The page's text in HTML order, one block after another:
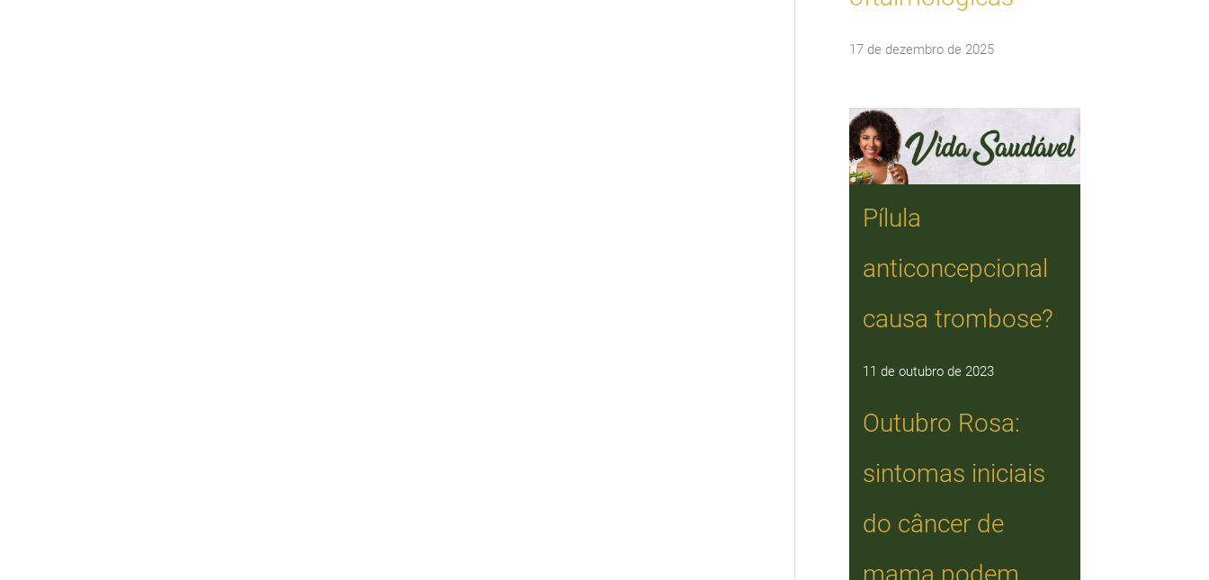
17 de dezembro de 2025
Pílula
anticoncepcional
causa trombose?
11 de outubro de 2023
Outubro Rosa:
sintomas iniciais
do câncer de
mama podem